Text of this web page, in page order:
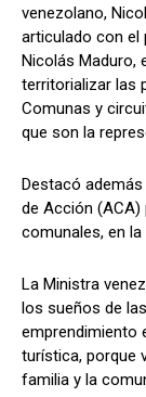
venezolano,
articulado con el
Nicolás Maduro,
territorializar las
Comunas y
que son la
Destacó
de Acción
comunales, en
La Ministra
los sueños de
emprendimiento
turística, porque
familia y la